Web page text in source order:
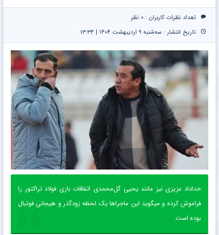
تعداد نظرات کاربران : ۰ نظر
تاریخ انتشار : سه‌شنبه ۹ اردیبهشت ۱۴۰۴ | ۱۳:۳۴
خداداد عزیزی نیز مانند یحیی گل‌محمدی اتفاقات بازی فولاد تراکتور را
فراموش کرده و میگوید این ماجراها یک لحظه زودگذر و هیجانی فوتبال
بوده است.